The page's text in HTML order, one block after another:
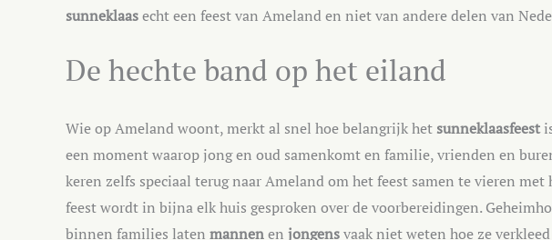
sunneklaasecht een feest van Ameland en niet van andere delen van
De hechte band op het eiland
Wie op Ameland woont, merkt al snel hoe belangrijk het sunneklaasfeest
een moment waarop jong en oud samenkomt en familie, vrienden en
keren zelfs speciaal terug naar Ameland om het feest samen te vieren
feest wordt in bijna elk huis gesproken over de voorbereidingen.
binnen families laten mannenen jongensvaak niet weten hoe ze